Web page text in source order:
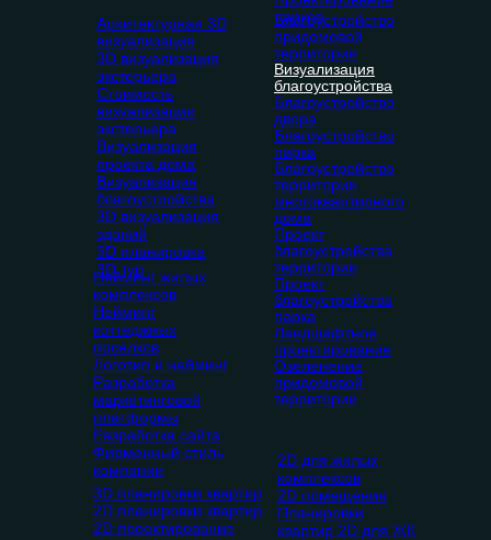
Благоустройство
придомовой
территории
Визуализация
благоустройства
Благоустройство
двора
Благоустройство
парка
Благоустройство
территории
многоквартирного
дома
Проект
благоустройства
территории
Проект
благоустройства
парка
Ландшафтное
проектирование
Озеленение
придомовой
территории
парков
3D планировки квартир
2D планировки квартир
2D проектирование
2D для жилых
комплексов
2D помещения
Планировки
квартир 2D для ЖК
Архитектурная 3D
визуализация
3D визуализация
экстерьера
Стоимость
визуализации
экстерьера
Визуализация
проекта дома
Визуализация
благоустройства
3D визуализация
зданий
3D планировка
3D тур
Нейминг жилых
комплексов
Нейминг
коттеджных
поселков
Логотип и нейминг
Разработка
маркетинговой
платформы
Разработка сайта
Фирменный стиль
компании